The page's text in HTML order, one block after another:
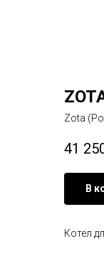
Zota
41
В
Котел